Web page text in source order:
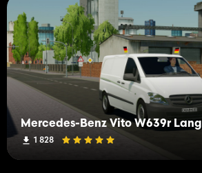
Mercedes-Benz Vito W639r Lang
1 828